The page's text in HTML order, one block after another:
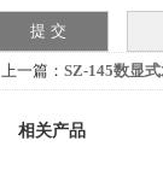
上一篇： SZ-145数显
相关产品